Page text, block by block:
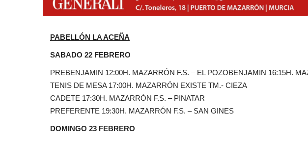
PABELLÓN LA ACEÑA
SABADO 22 FEBRERO
PREBENJAMIN 12:00H. MAZARRÓN F.S. – EL POZOBENJAMIN 16:15H.
TENIS DE MESA 17:00H. MAZARRÓN EXISTE TM.- CIEZA
CADETE 17:30H. MAZARRÓN F.S. – PINATAR
PREFERENTE 19:30H. MAZARRÓN F.S. – SAN GINES
DOMINGO 23 FEBRERO